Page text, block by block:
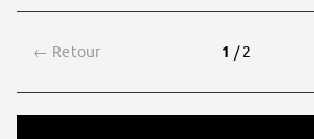
← Retour 1 / 2